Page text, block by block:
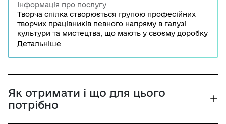
Інформація про послугу
Творча спілка створюється групою професійних
творчих працівників певного напряму в галузі
культури та мистецтва, що мають у своєму доробку
завершені та оприлюднені твори культури і
державного реєстру юридичних осіб, фізичних осіб
– підприємців та громадських формувань.
Детальніше
Як отримати і що для цього
потрібно